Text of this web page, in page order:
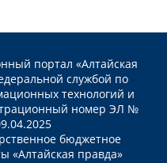
портал «Алтайская
службой по
технологий и
номер ЭЛ №
бюджетное
«Алтайская правда»